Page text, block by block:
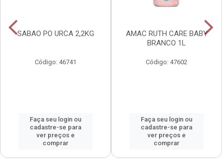
SABAO PO URCA 2,2KG
Código: 46741
Faça seu login ou
cadastre-se para
ver preços e
comprar
AMAC RUTH CARE BABY
BRANCO 1L
Código: 47602
Faça seu login ou
cadastre-se para
ver preços e
comprar